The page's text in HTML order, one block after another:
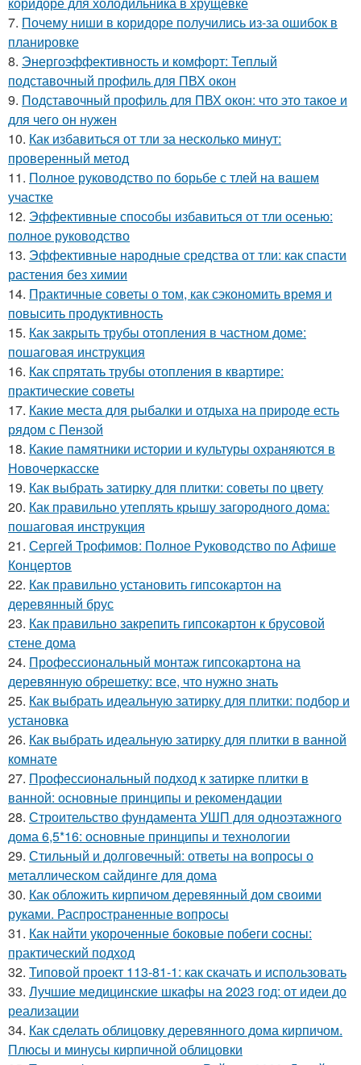
7. Почему ниши в коридоре получились из-за ошибок в
планировке
8. Энергоэффективность и комфорт: Теплый
подставочный профиль для ПВХ окон
9. Подставочный профиль для ПВХ окон: что это такое и
для чего он нужен
10. Как избавиться от тли за несколько минут:
проверенный метод
11. Полное руководство по борьбе с тлей на вашем
участке
12. Эффективные способы избавиться от тли осенью:
полное руководство
13. Эффективные народные средства от тли: как спасти
растения без химии
14. Практичные советы о том, как сэкономить время и
повысить продуктивность
15. Как закрыть трубы отопления в частном доме:
пошаговая инструкция
16. Как спрятать трубы отопления в квартире:
практические советы
17. Какие места для рыбалки и отдыха на природе есть
рядом с Пензой
18. Какие памятники истории и культуры охраняются в
Новочеркасске
19. Как выбрать затирку для плитки: советы по цвету
20. Как правильно утеплять крышу загородного дома:
пошаговая инструкция
21. Сергей Трофимов: Полное Руководство по Афише
Концертов
22. Как правильно установить гипсокартон на
деревянный брус
23. Как правильно закрепить гипсокартон к брусовой
стене дома
24. Профессиональный монтаж гипсокартона на
деревянную обрешетку: все, что нужно знать
25. Как выбрать идеальную затирку для плитки: подбор и
установка
26. Как выбрать идеальную затирку для плитки в ванной
комнате
27. Профессиональный подход к затирке плитки в
ванной: основные принципы и рекомендации
28. Строительство фундамента УШП для одноэтажного
дома 6,5*16: основные принципы и технологии
29. Стильный и долговечный: ответы на вопросы о
металлическом сайдинге для дома
30. Как обложить кирпичом деревянный дом своими
руками. Распространенные вопросы
31. Как найти укороченные боковые побеги сосны:
практический подход
32. Типовой проект 113-81-1: как скачать и использовать
33. Лучшие медицинские шкафы на 2023 год: от идеи до
реализации
34. Как сделать облицовку деревянного дома кирпичом.
Плюсы и минусы кирпичной облицовки